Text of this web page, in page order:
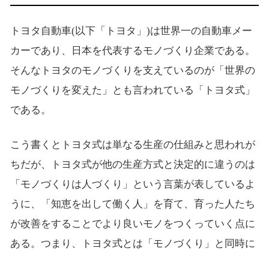
トヨタ自動車(以下「トヨタ」)は世界一の自動車メー
カーであり、日本を代表するモノづくり企業である。
そんなトヨタのモノづくりを支えているのが「世界の
モノづくりを変えた」とも言われている「トヨタ式」
である。
こう書くとトヨタ式は単なる生産の仕組みと思われが
ちだが、トヨタ式が他の生産方式と決定的に違うのは
「モノづくりは人づくり」という言葉が表しているよ
うに、「知恵を出して働く人」を育て、育った人たち
が改善をすることでより良いモノをつくっていく点に
ある。つまり、トヨタ式とは「モノづくり」と同時に